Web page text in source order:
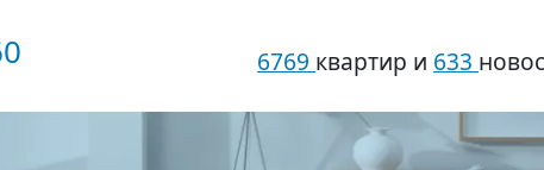
6769 квартир и 633